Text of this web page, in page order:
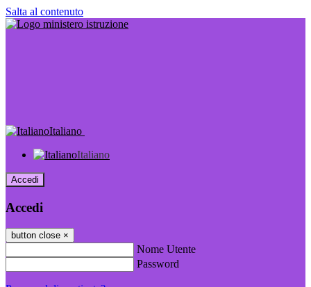
Salta al contenuto
Italiano
Italiano
Accedi
Accedi
button close ×
Nome Utente
Password